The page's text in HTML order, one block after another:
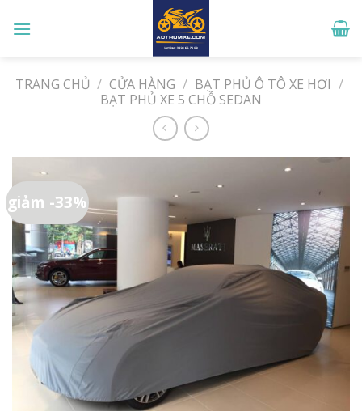
TRANG CHỦ / CỬA HÀNG / BẠT PHỦ Ô TÔ XE HƠI /
BẠT PHỦ XE 5 CHỖ SEDAN
giảm -33%